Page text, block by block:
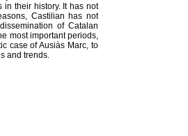
their history. It has not
Castilian has not
of Catalan
most important periods,
case of Ausiàs Marc, to
and trends.